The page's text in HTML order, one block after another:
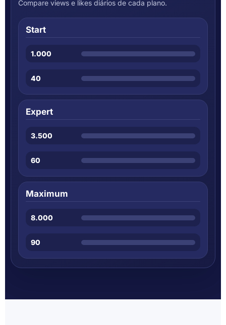
Compare views e likes diários de cada plano.
Start
1.000
40
Expert
3.500
60
Maximum
8.000
90